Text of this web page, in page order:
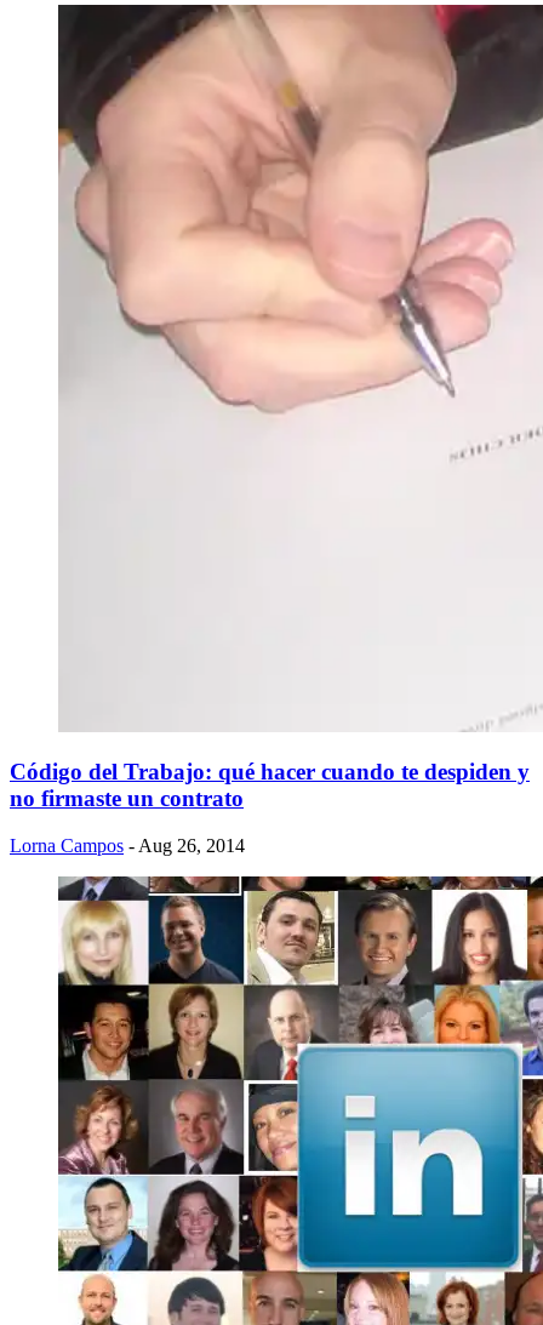
Código del Trabajo: qué hacer cuando te despiden y
no firmaste un contrato
Lorna Campos - Aug 26, 2014